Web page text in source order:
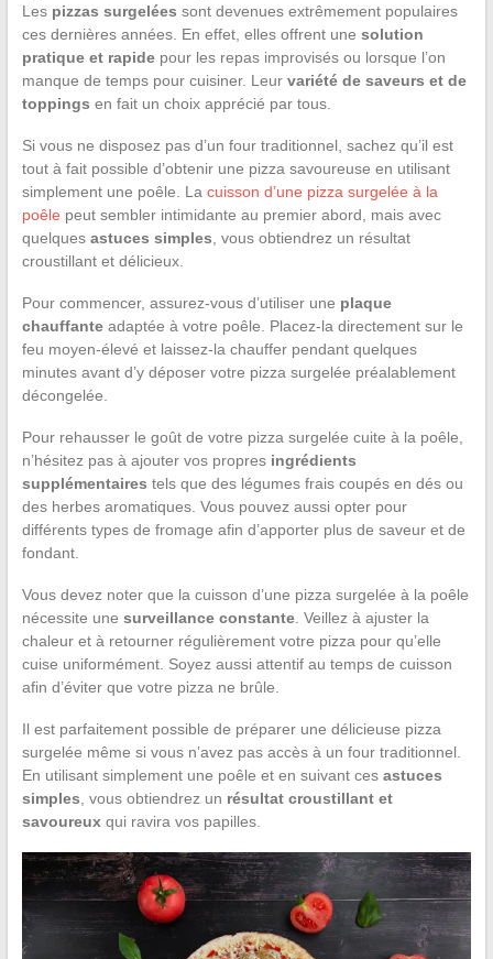
Les pizzas surgelées sont devenues extrêmement populaires
ces dernières années. En effet, elles offrent une solution
pratique et rapidepour les repas improvisés ou lorsque l’on
manque de temps pour cuisiner. Leur variété de saveurs et de
toppings en fait un choix apprécié par tous.
Si vous ne disposez pas d’un four traditionnel, sachez qu’il est
tout à fait possible d’obtenir une pizza savoureuse en utilisant
simplement une poêle. La cuisson d’une pizza surgelée à la
poêle peut sembler intimidante au premier abord, mais avec
quelques astuces simples, vous obtiendrez un résultat
croustillant et délicieux.
Pour commencer, assurez-vous d’utiliser une plaque
chauffanteadaptée à votre poêle. Placez-la directement sur le
feu moyen-élevé et laissez-la chauffer pendant quelques
minutes avant d’y déposer votre pizza surgelée préalablement
décongelée.
Pour rehausser le goût de votre pizza surgelée cuite à la poêle,
n’hésitez pas à ajouter vos propres ingrédients
supplémentaires tels que des légumes frais coupés en dés ou
des herbes aromatiques. Vous pouvez aussi opter pour
différents types de fromage afin d’apporter plus de saveur et de
fondant.
Vous devez noter que la cuisson d’une pizza surgelée à la poêle
nécessite une surveillance constante. Veillez à ajuster la
chaleur et à retourner régulièrement votre pizza pour qu’elle
cuise uniformément. Soyez aussi attentif au temps de cuisson
afin d’éviter que votre pizza ne brûle.
Il est parfaitement possible de préparer une délicieuse pizza
surgelée même si vous n’avez pas accès à un four traditionnel.
En utilisant simplement une poêle et en suivant ces astuces
simples, vous obtiendrez un résultat croustillant et
savoureuxqui ravira vos papilles.